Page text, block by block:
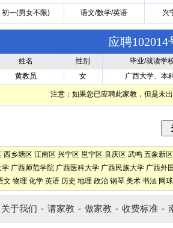
初一(男女不限) 语文/数学/英语 兴
应聘
姓名 性别
毕业/就读学
黄教员 女 广西大学、本
注意：如果您已应聘此家教，但是未
西乡塘区 江南区 兴宁区 邕宁区 良庆区 武鸣 五象新区
学 广西师范学院 广西医科大学 广西民族大学 广西外
文 物理 化学 英语 历史 地理 政治 钢琴 美术 书法 网球
关于我们 - 请家教 - 做家教 - 收费标准 -